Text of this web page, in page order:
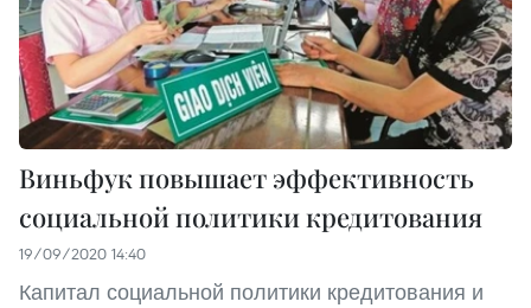
Виньфук повышает эффективность
социальной политики кредитования
19/09/2020 14:40
Капитал социальной политики кредитования и